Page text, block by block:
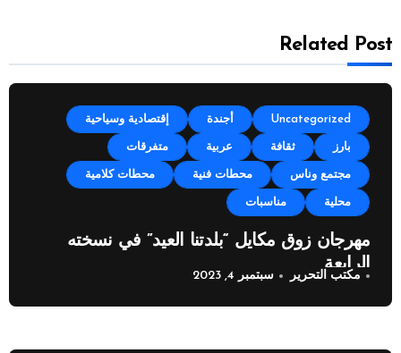
Related Post
Uncategorized أجندة إقتصادية وسياحية
بارز ثقافة عربية متفرقات
مجتمع وناس محطات فنية محطات كلامية
محلية مناسبات
مهرجان زوق مكايل “بلدتنا العيد” في نسخته
الرابعة
مكتب التحرير سبتمبر 4, 2023